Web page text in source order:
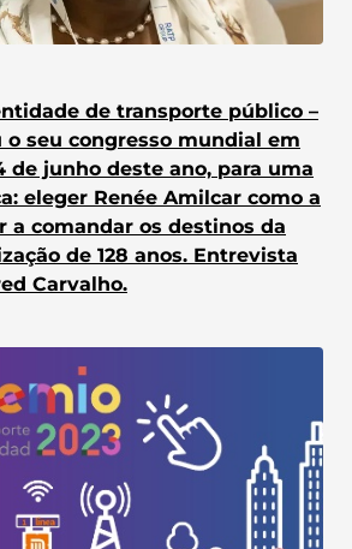
de transporte público –
o seu congresso mundial em
de junho deste ano, para uma
eleger Renée Amilcar como a
a comandar os destinos da
de 128 anos. Entrevista
Carvalho.